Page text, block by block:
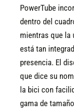
PowerTube
dentro del
mientras que la
está tan
presencia. El
que dice su
la bici con
gama de